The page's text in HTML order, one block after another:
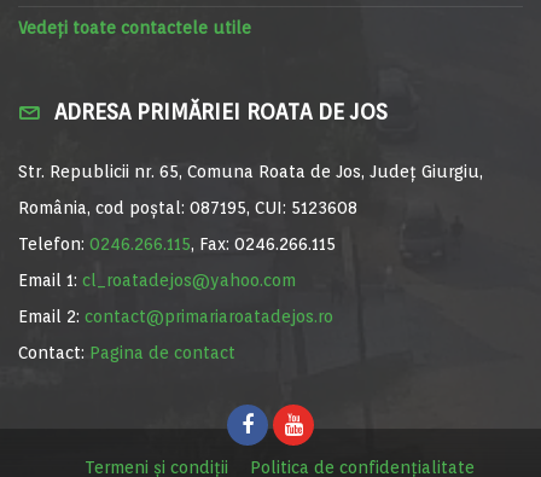
Vedeți toate contactele utile
ADRESA PRIMĂRIEI ROATA DE JOS
Str. Republicii nr. 65, Comuna Roata de Jos, Județ Giurgiu,
România, cod poștal: 087195, CUI: 5123608
Telefon: 0246.266.115, Fax: 0246.266.115
Email 1: cl_roatadejos@yahoo.com
Email 2: contact@primariaroatadejos.ro
Contact: Pagina de contact
Termeni și condiții Politica de confidențialitate